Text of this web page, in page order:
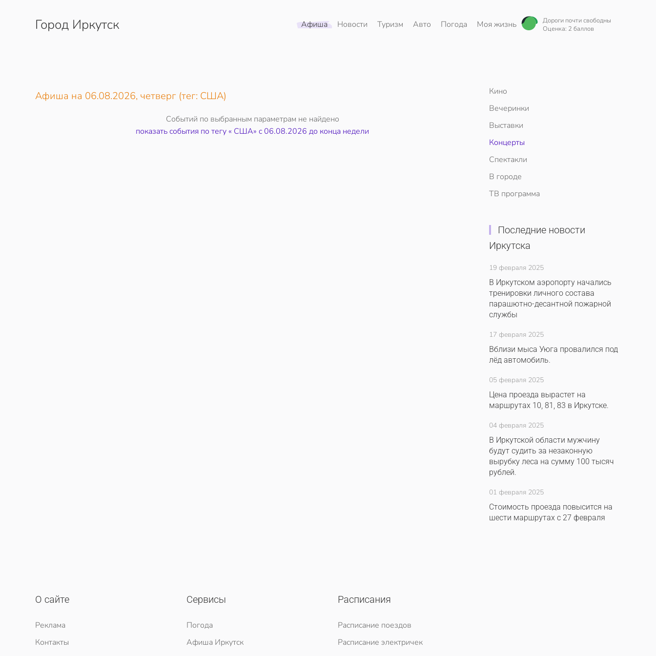
Перейти к содержимому
Город Иркутск Афиша Новости Туризм Авто Погода Моя жизнь
Дороги почти свободны
Оценка: 2 баллов
Афиша на 06.08.2026, четверг (тег: США)
Событий по выбранным параметрам не найдено
показать события по тегу « США» c 06.08.2026 до конца недели
Кино
Вечеринки
Выставки
Концерты
Спектакли
В городе
ТВ программа
Последние новости
Иркутска
19 февраля 2025
В Иркутском аэропорту начались
тренировки личного состава
парашютно-десантной пожарной
службы
17 февраля 2025
Вблизи мыса Уюга провалился под
лёд автомобиль.
05 февраля 2025
Цена проезда вырастет на
маршрутах 10, 81, 83 в Иркутске.
04 февраля 2025
В Иркутской области мужчину
будут судить за незаконную
вырубку леса на сумму 100 тысяч
рублей.
01 февраля 2025
Стоимость проезда повысится на
шести маршрутах с 27 февраля
О сайте
Реклама
Контакты
Сервисы
Погода
Афиша Иркутск
Расписания
Расписание поездов
Расписание электричек